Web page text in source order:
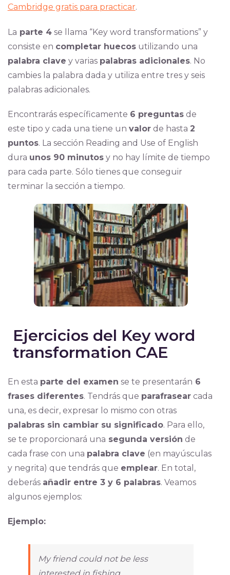
Cambridge gratis para practicar.
La parte 4se llama “Key word transformations” y
consiste en completar huecosutilizando una
palabra clave y varias palabras adicionales. No
cambies la palabra dada y utiliza entre tres y seis
palabras adicionales.
Encontrarás específicamente 6 preguntasde
este tipo y cada una tiene un valorde hasta 2
puntos. La sección Reading and Use of English
dura unos 90 minutosy no hay límite de tiempo
para cada parte. Sólo tienes que conseguir
terminar la sección a tiempo.
Ejercicios del Key word
transformation CAE
En esta parte del examen se te presentarán 6
frases diferentes. Tendrás que parafrasearcada
una, es decir, expresar lo mismo con otras
palabras sin cambiar su significado. Para ello,
se te proporcionará una segunda versión de
cada frase con una palabra clave (en mayúsculas
y negrita) que tendrás que emplear. En total,
deberás añadir entre 3 y 6 palabras. Veamos
algunos ejemplos:
Ejemplo:
My friend could not be less